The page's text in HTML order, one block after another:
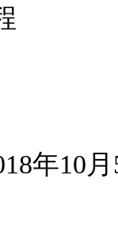
年10